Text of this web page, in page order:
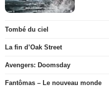
Tombé du ciel
La fin d’Oak Street
Avengers: Doomsday
Fantômas – Le nouveau monde